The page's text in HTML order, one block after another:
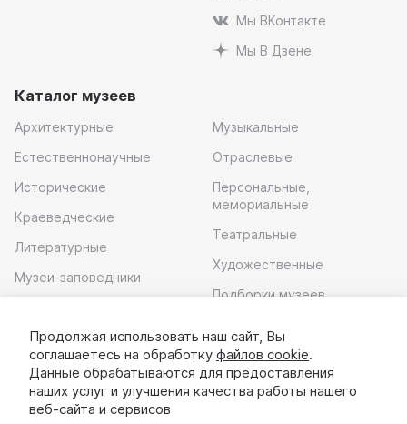
Мы ВКонтакте
Мы В Дзене
Каталог музеев
Архитектурные
Естественнонаучные
Исторические
Краеведческие
Литературные
Музеи-заповедники
Музыкальные
Отраслевые
Персональные,
мемориальные
Театральные
Художественные
Подборки музеев
Скачать приложение
Продолжая использовать наш сайт, Вы
соглашаетесь на обработку файлов cookie.
Данные обрабатываются для предоставления
наших услуг и улучшения качества работы нашего
веб-сайта и сервисов